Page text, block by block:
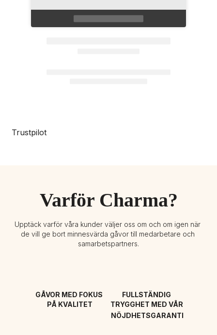
Trustpilot
Varför Charma?
Upptäck varför våra kunder väljer oss om och om igen när
de vill ge bort minnesvärda gåvor till medarbetare och
samarbetspartners.
GÅVOR MED FOKUS
PÅ KVALITET
FULLSTÄNDIG
TRYGGHET MED VÅR
NÖJDHETSGARANTI